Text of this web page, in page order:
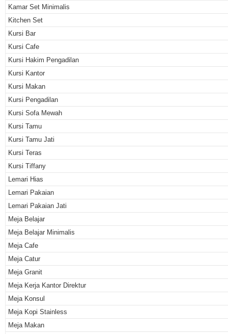
Kamar Set Minimalis
Kitchen Set
Kursi Bar
Kursi Cafe
Kursi Hakim Pengadilan
Kursi Kantor
Kursi Makan
Kursi Pengadilan
Kursi Sofa Mewah
Kursi Tamu
Kursi Tamu Jati
Kursi Teras
Kursi Tiffany
Lemari Hias
Lemari Pakaian
Lemari Pakaian Jati
Meja Belajar
Meja Belajar Minimalis
Meja Cafe
Meja Catur
Meja Granit
Meja Kerja Kantor Direktur
Meja Konsul
Meja Kopi Stainless
Meja Makan